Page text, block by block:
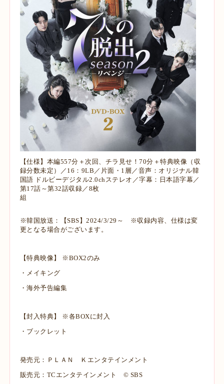
【仕様】本編557分＋次回、チラ見せ！70分＋特典映像（収
録分数未定）／16：9LB／片面・1層／音声：オリジナル韓
国語 ドルビーデジタル2.0chステレオ／字幕：日本語字幕／
第17話～第32話収録／8枚
組
※韓国放送：【SBS】2024/3/29～ ※収録内容、仕様は変
更となる場合がございます。
【特典映像】 ※BOX2のみ
・メイキング
・海外予告編集
【封入特典】 ※各BOXに封入
・ブックレット
発売元：ＰＬＡＮ Ｋエンタテインメント
販売元：TCエンタテインメント © SBS